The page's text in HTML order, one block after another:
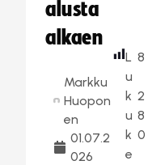
alusta
alkaen
Markku
Huopon
en
01.07.2
026
L
u
k
u
k
e
8
2
8
0